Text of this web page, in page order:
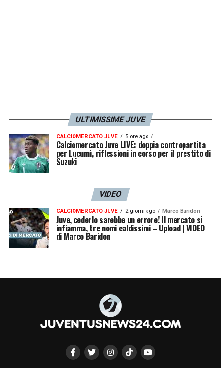
Christopher Lungoyiin Svizzera, con
l’Yverdon: 4 gol in 4 presenze.
LA PLAYLIST DELLE NOSTRE TOP NEWS
ULTIMISSIME JUVE
CALCIOMERCATO JUVE 5 ore ago
Calciomercato Juve LIVE: doppia contropartita
per Lucumì, riflessioni in corso per il prestito di
Suzuki
VIDEO
CALCIOMERCATO JUVE 2 giorni ago Marco Baridon
Juve, cederlo sarebbe un errore! Il mercato si
infiamma, tre nomi caldissimi – Upload | VIDEO
di Marco Baridon